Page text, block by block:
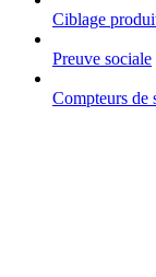
Ciblage
Preuve sociale
Compteurs de